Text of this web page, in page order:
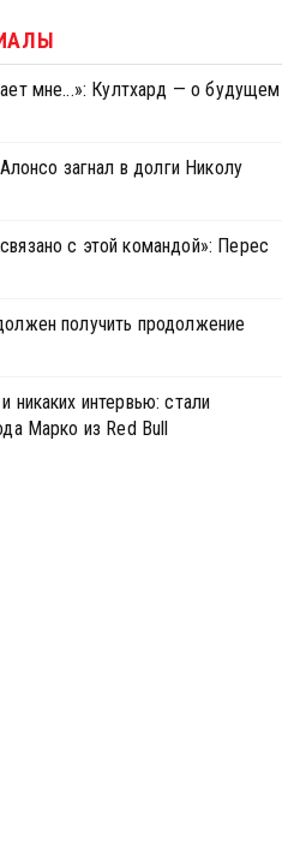
мне...»: Култхард — о будущем
загнал в долги Николу
с этой командой»: Перес
получить продолжение
никаких интервью: стали
Марко из Red Bull